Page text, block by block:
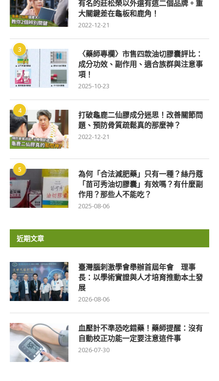
有名的莊松榮以外還有這二個品牌。重
大關鍵差在龜板和鹿角！
2022-12-21
3
〈藥師專欄〉市售四款油切膠囊評比：
成分功效、副作用、適合族群與注意事
項！
2025-10-23
4
打破龜鹿二仙膠成分迷思！改善關節問
題、預防骨質疏鬆真的那麼神？
2022-12-21
5
為何「合法減肥藥」只有一種？絲丹蔻
「苗可秀油切膠囊」有效嗎？有什麼副
作用？那些人不能吃？
2025-08-06
近期文章
臺灣腦刺激學會舉辦首屆年會 理事
長：以學術實證與人才培育推動本土發
展
2026-08-06
血壓計不準恐吃錯藥！藥師提醒：沒有
自動校正功能一定要注意這件事
2026-07-30